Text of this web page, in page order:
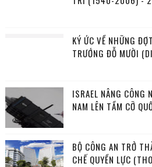
KÝ ỨC VỀ NHỮNG
TRƯỚNG ĐỖ MƯỜI
ISRAEL NÂNG CÔNG
NAM LÊN TẦM CỠ
BỘ CÔNG AN TRỞ
CHẾ QUYỀN LỰC